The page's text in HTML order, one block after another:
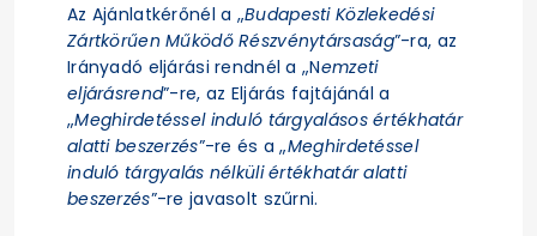
Az Ajánlatkérőnél a „Budapesti Közlekedési
Zártkörűen Működő Részvénytársaság”-ra, az
Irányadó eljárási rendnél a „Nemzeti
eljárásrend”-re, az Eljárás fajtájánál a
„Meghirdetéssel induló tárgyalásos értékhatár
alatti beszerzés”-re és a „Meghirdetéssel
induló tárgyalás nélküli értékhatár alatti
beszerzés”-re javasolt szűrni.